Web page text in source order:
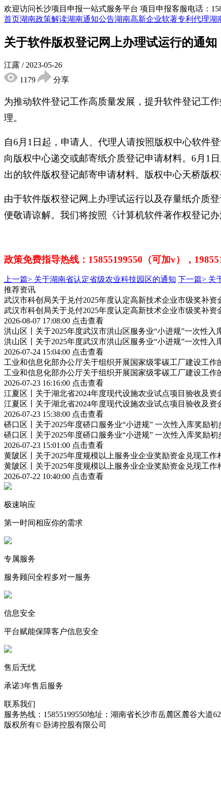
欢迎访问长沙项目申报一站式服务平台 项目申报客服电话：
首页湖南政策解读湖南通知公告湖南高新企业软著专利代理湖
关于软件版权登记网上办理试运行的通知
江露 / 2023-05-26
1179
分享
为推动软件登记工作高质量发展，提升软件登记工
理。
自6月1日起，申请人、代理人请按照版权中心软件
向版权中心递交或邮寄纸介质登记申请材料。6月1
出的软件版权登记邮寄申请材料。版权中心天桥版
由于软件版权登记网上办理试运行以及存量纸介质
便敬请谅解。我们将按照《计算机软件著作权登记
政策免费指导热线： 15855199550（可加v），
上一篇> 关于湖南省认定省级农业科技园区的通知 下一篇> 关
推荐资讯
武汉市科创局关于兑付2025年度认定高新技术企业市级奖补资
武汉市科创局关于兑付2025年度认定高新技术企业市级奖补资
2026-08-07 17:08:00 点击查看
洪山区丨关于2025年度武汉市洪山区服务业“小进规”一次性
洪山区丨关于2025年度武汉市洪山区服务业“小进规”一次性
2026-07-24 15:04:00 点击查看
工业和信息化部办公厅关于组织开展国家级零碳工厂建设工作
工业和信息化部办公厅关于组织开展国家级零碳工厂建设工作
2026-07-23 16:16:00 点击查看
江夏区丨关于湖北省2024年度现代设施农业试点项目验收及资
江夏区丨关于湖北省2024年度现代设施农业试点项目验收及资
2026-07-23 15:38:00 点击查看
硚口区丨关于2025年度硚口服务业“小进规” 一次性入库奖励
硚口区丨关于2025年度硚口服务业“小进规” 一次性入库奖励
2026-07-23 15:01:00 点击查看
黄陂区丨关于2025年度规模以上服务业企业奖励资金兑现工作
黄陂区丨关于2025年度规模以上服务业企业奖励资金兑现工作
2026-07-22 10:40:00 点击查看
极速响应
第一时间相应你的需求
专属服务
服务顾问全程多对一服务
信息安全
平台赋能保障客户信息安全
售后无忧
承诺3年售后服务
联系我们
服务热线：15855199550地址：湖南省长沙市岳麓区麓谷大道
版权所有© 卧涛控股有限公司